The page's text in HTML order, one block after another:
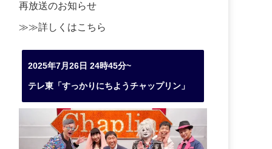
再放送のお知らせ
≫≫詳しくはこちら
2025年7月26日 24時45分~
テレ東「すっかりにちようチャップリン」